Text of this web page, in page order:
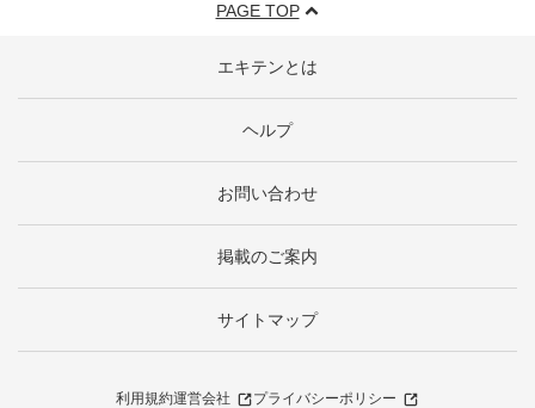
PAGE TOP
エキテンとは
ヘルプ
お問い合わせ
掲載のご案内
サイトマップ
利用規約運営会社
プライバシーポリシー